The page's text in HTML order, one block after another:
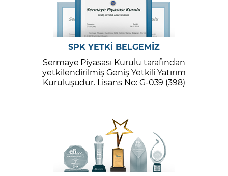
SPK YETKİ BELGEMİZ
Sermaye Piyasası Kurulu tarafından
yetkilendirilmiş Geniş Yetkili Yatırım
Kuruluşudur. Lisans No: G-039 (398)